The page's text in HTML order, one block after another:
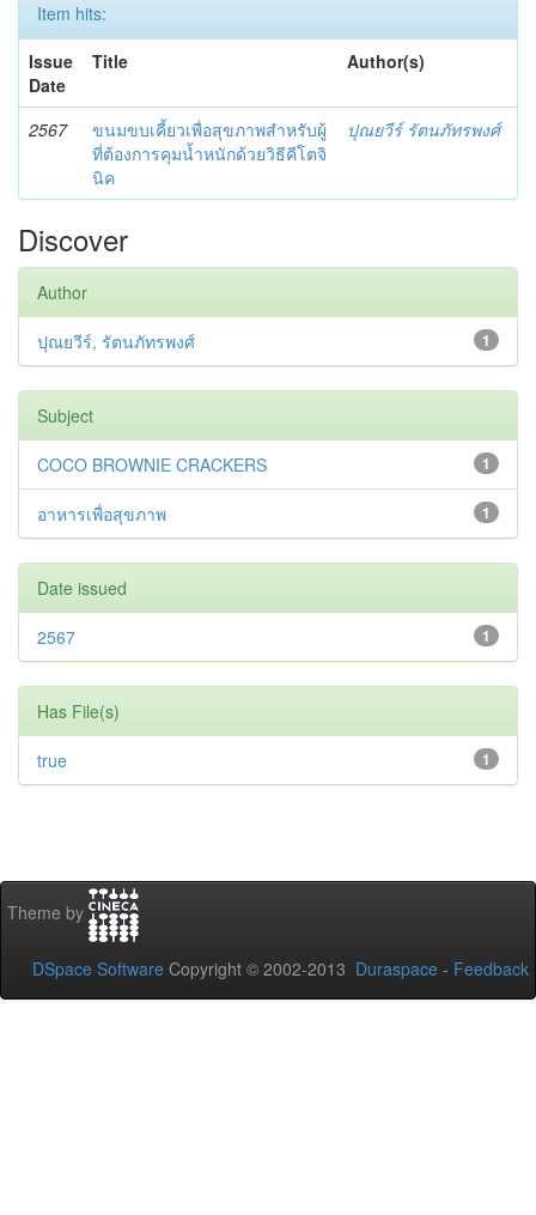
Item hits:
Issue
Date
Title Author(s)
2567
ขนมขบเคี้ยวเพื่อสุขภาพสำหรับผู้
ที่ต้องการคุมน้ำหนักด้วยวิธีคีโตจิ
นิค
ปุณยวีร์ รัตนภัทรพงศ์
Discover
Author
1
ปุณยวีร์, รัตนภัทรพงศ์
Subject
1
COCO BROWNIE CRACKERS
1
อาหารเพื่อสุขภาพ
Date issued
1
2567
Has File(s)
1
true
Theme by
DSpace Software Copyright © 2002-2013 Duraspace - Feedback